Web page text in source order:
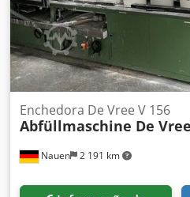
Nauen 2 191 km
Enchedora De Vree V 156
Abfüllmaschine De Vree